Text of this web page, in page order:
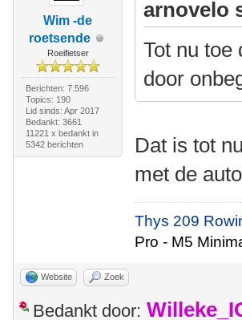
Wim -de
roetsende
Roeifietser
Berichten: 7.596
Topics: 190
Lid sinds: Apr 2017
Bedankt: 3661
11221 x bedankt in
5342 berichten
arnovelo
Tot nu toe
door
Dat is tot
met de
Thys 209
Pro - M5
Website Zoek
Bedankt door: